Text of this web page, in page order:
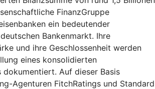
FinanzGruppe
ein bedeutender
Bankenmarkt. Ihre
und ihre Geschlossenheit werden
eines konsolidierten
dokumentiert. Auf dieser Basis
Agenturen FitchRatings und Standard